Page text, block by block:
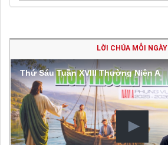
LỜI CHÚA MỖI NGÀY
Thứ Sáu Tuần XVIII Thường Niên A